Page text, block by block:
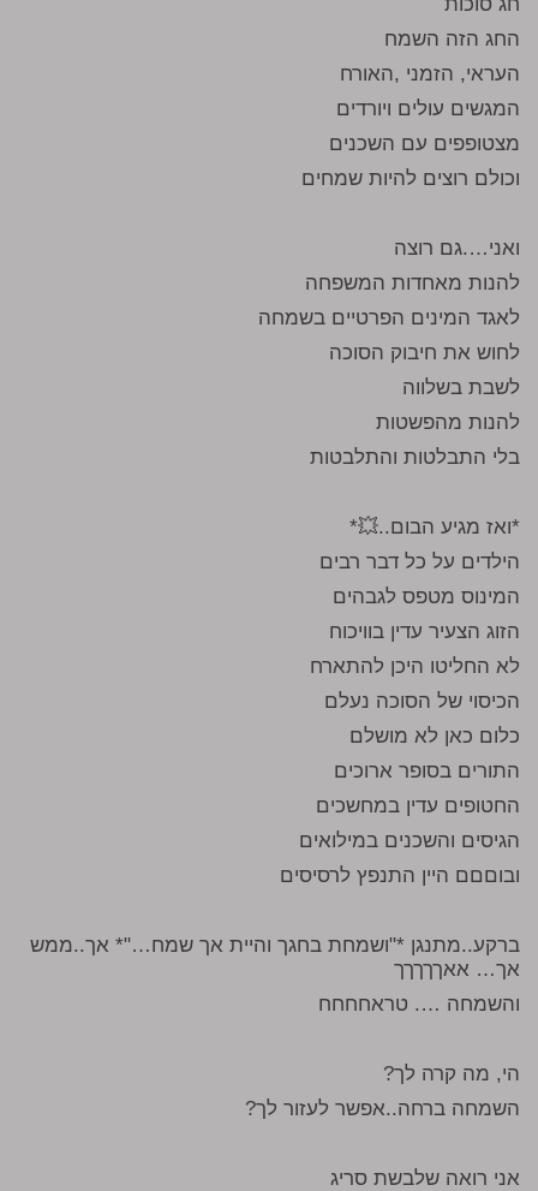
החג הזה השמח
העראי, הזמני ,האורח
המגשים עולים ויורדים
מצטופפים עם השכנים
וכולם רוצים להיות שמחים
ואני….גם רוצה
להנות מאחדות המשפחה
לאגד המינים הפרטיים בשמחה
לחוש את חיבוק הסוכה
לשבת בשלווה
להנות מהפשטות
בלי התבלטות והתלבטות
*ואז מגיע הבום..💥*
הילדים על כל דבר רבים
המינוס מטפס לגבהים
הזוג הצעיר עדין בוויכוח
לא החליטו היכן להתארח
הכיסוי של הסוכה נעלם
כלום כאן לא מושלם
התורים בסופר ארוכים
החטופים עדין במחשכים
הגיסים והשכנים במילואים
ובוםםם היין התנפץ לרסיסים
ברקע..מתנגן *"ושמחת בחגך והיית אך שמח…"* אך..ממש
אך… אאךךךךך
והשמחה …. טראחחחח
הי, מה קרה לך?
השמחה ברחה..אפשר לעזור לך?
אני רואה שלבשת סריג